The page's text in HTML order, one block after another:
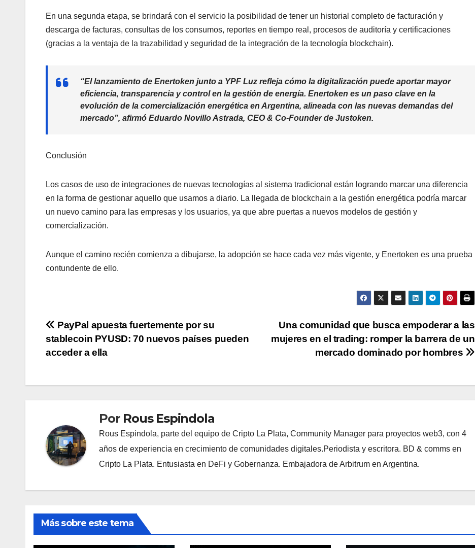
En una segunda etapa, se brindará con el servicio la posibilidad de tener un historial completo de facturación y
descarga de facturas, consultas de los consumos, reportes en tiempo real, procesos de auditoría y certificaciones
(gracias a la ventaja de la trazabilidad y seguridad de la integración de la tecnología blockchain).
“El lanzamiento de Enertoken junto a YPF Luz refleja cómo la digitalización puede aportar mayor
eficiencia, transparencia y control en la gestión de energía. Enertoken es un paso clave en la
evolución de la comercialización energética en Argentina, alineada con las nuevas demandas del
mercado”, afirmó Eduardo Novillo Astrada, CEO & Co‑Founder de Justoken.
Conclusión
Los casos de uso de integraciones de nuevas tecnologías al sistema tradicional están logrando marcar una diferencia
en la forma de gestionar aquello que usamos a diario. La llegada de blockchain a la gestión energética podría marcar
un nuevo camino para las empresas y los usuarios, ya que abre puertas a nuevos modelos de gestión y
comercialización.
Aunque el camino recién comienza a dibujarse, la adopción se hace cada vez más vigente, y Enertoken es una prueba
contundente de ello.
Navegación
de
Una comunidad que busca empoderar a las
mujeres en el trading: romper la barrera de un
mercado dominado por hombres
PayPal apuesta fuertemente por su
stablecoin PYUSD: 70 nuevos países pueden
acceder a ella
Por Rous Espindola
Rous Espindola, parte del equipo de Cripto La Plata, Community Manager para proyectos web3, con 4
años de experiencia en crecimiento de comunidades digitales.Periodista y escritora. BD & comms en
Cripto La Plata. Entusiasta en DeFi y Gobernanza. Embajadora de Arbitrum en Argentina.
Más sobre este tema